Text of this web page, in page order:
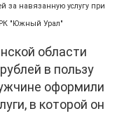
за навязанную услугу при
"Южный Урал"
области
в пользу
оформили
в которой он